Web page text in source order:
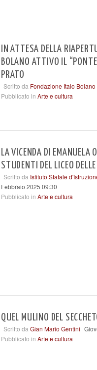
IN ATTESA DELLA
BOLANO ATTIVO IL
PRATO
Scritto da Fondazione Italo Bolano
Pubblicato in Arte e cultura
LA VICENDA DI EMANUELA
STUDENTI DEL LICEO
Scritto da Istituto Statale
Febbraio 2025 09:30
Pubblicato in Arte e cultura
QUEL MULINO DEL
Scritto da Gian Mario Gentini
Pubblicato in Arte e cultura